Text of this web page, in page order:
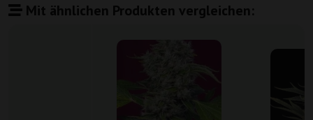
Mit ähnlichen Produkten vergleichen: